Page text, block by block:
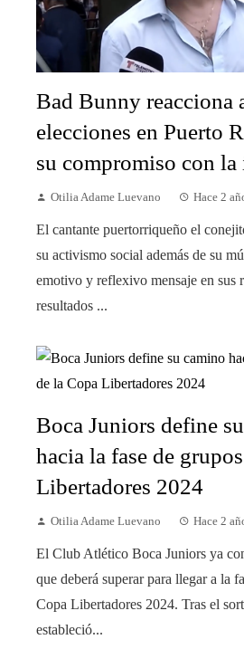
Bad Bunny reacciona
elecciones en Puerto
su compromiso con la
Otilia Adame Luevano Hace 2
El cantante puertorriqueño el
su activismo social además de su
emotivo y reflexivo mensaje en sus
resultados ...
Boca Juniors define
hacia la fase de
Libertadores 2024
Otilia Adame Luevano Hace 2
El Club Atlético Boca Juniors ya
que deberá superar para llegar a la
Copa Libertadores 2024. Tras el
estableció...